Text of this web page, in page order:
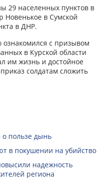
29 населенных пунктов в
Новенькое в Сумской
в ДНР.
с призывом
в Курской области
им жизнь и достойное
солдатам сложить
о пользе дынь
в покушении на убийство
надежность
региона